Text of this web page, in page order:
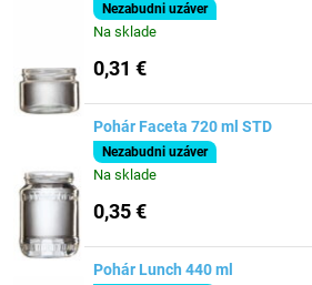
Nezabudni uzáver
Na sklade
0,31 €
Pohár Faceta 720 ml STD
Nezabudni uzáver
Na sklade
0,35 €
Pohár Lunch 440 ml